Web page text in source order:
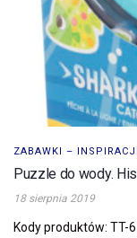
ZABAWKI –
Puzzle do wody.
18 sierpnia 2019
Kody produktów: TT-